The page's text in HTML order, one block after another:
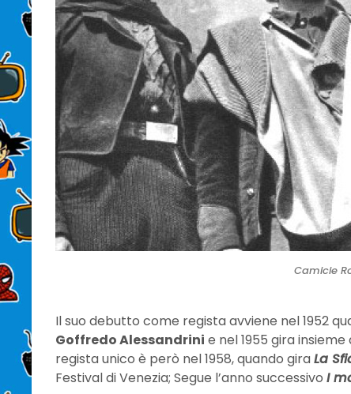
Camicie
Il suo debutto come regista avviene nel 1952
Goffredo Alessandrini e nel 1955 gira
regista unico è però nel 1958, quando giraLa
Festival di Venezia; Segue l’anno successivoI